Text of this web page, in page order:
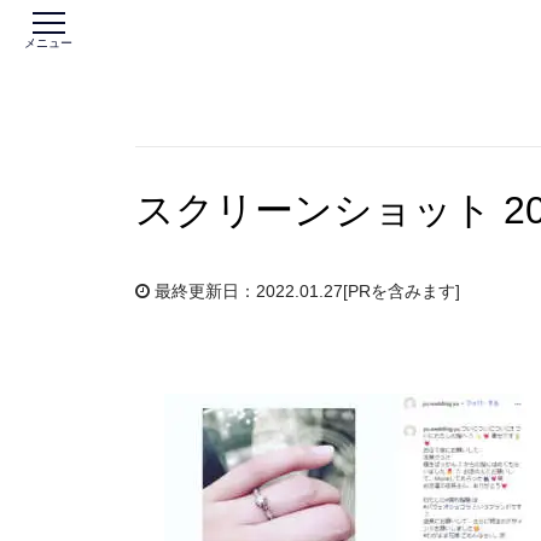
メニュー
スクリーンショット
最終更新日：2022.01.27[PRを含みます]